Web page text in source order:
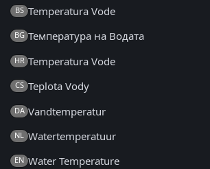
BS Temperatura Vode
BG Температура на Водата
HR Temperatura Vode
CS Teplota Vody
DA Vandtemperatur
NL Watertemperatuur
EN Water Temperature